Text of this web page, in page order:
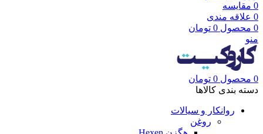
0 مقایسه
0 علاقه مندی
0 محصول 0 تومان
منو
0 محصول 0 تومان
دسته بندی کالاها
روانکار و سیالات
روغن